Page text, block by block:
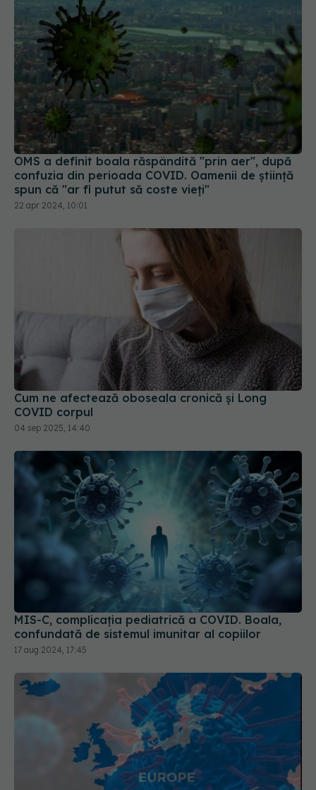
OMS a definit boala răspândită "prin aer", după
confuzia din perioada COVID. Oamenii de știință
spun că "ar fi putut să coste vieți"
22 apr 2024, 10:01
Cum ne afectează oboseala cronică și Long
COVID corpul
04 sep 2025, 14:40
MIS-C, complicația pediatrică a COVID. Boala,
confundată de sistemul imunitar al copiilor
17 aug 2024, 17:45